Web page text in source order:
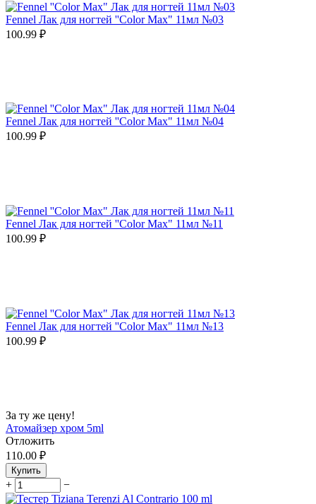
Fennel Лак для ногтей ''Color Max" 11мл №03
100.99 ₽
Fennel Лак для ногтей ''Color Max" 11мл №04
100.99 ₽
Fennel Лак для ногтей ''Color Max" 11мл №11
100.99 ₽
Fennel Лак для ногтей ''Color Max" 11мл №13
100.99 ₽
За ту же цену!
Атомайзер хром 5ml
Отложить
110.00 ₽
Купить
+ −